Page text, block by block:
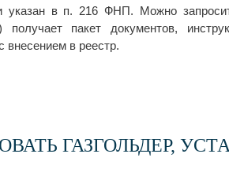
в п. 216 ФНП. Можно
получает пакет документов,
внесением в реестр.
ГАЗГОЛЬДЕР,